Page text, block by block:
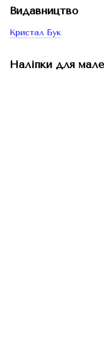
Видавництво
Кристал Бук
Наліпки для